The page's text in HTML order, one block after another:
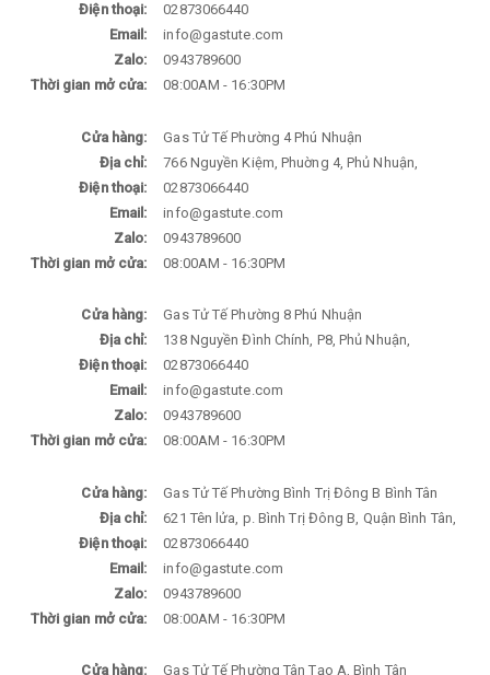
Điện thoại:
02873066440
Email:
info@gastute.com
Zalo:
0943789600
Thời gian mở cửa:
08:00AM - 16:30PM
Cửa hàng:
Gas Tử Tế Phường 4 Phú Nhuận
Địa chỉ:
766 Nguyền Kiệm, Phuờng 4, Phủ Nhuận,
Điện thoại:
02873066440
Email:
info@gastute.com
Zalo:
0943789600
Thời gian mở cửa:
08:00AM - 16:30PM
Cửa hàng:
Gas Tử Tế Phường 8 Phú Nhuận
Địa chỉ:
138 Nguyền Đình Chính, P8, Phủ Nhuận,
Điện thoại:
02873066440
Email:
info@gastute.com
Zalo:
0943789600
Thời gian mở cửa:
08:00AM - 16:30PM
Cửa hàng:
Gas Tử Tế Phường Bình Trị Đông B Bình Tân
Địa chỉ:
621 Tên lửa, p. Bình Trị Đông B, Quận Bình Tân,
Điện thoại:
02873066440
Email:
info@gastute.com
Zalo:
0943789600
Thời gian mở cửa:
08:00AM - 16:30PM
Cửa hàng: Gas Tử Tế Phường Tân Tạo A, Bình Tân